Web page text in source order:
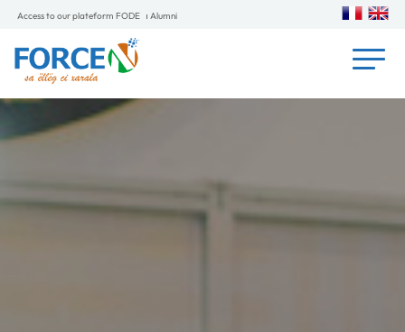
Access to our plateform FODE Alumni
Careers